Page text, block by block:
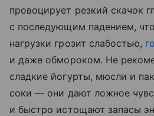
провоцирует резкий скачок
с последующим падением,
нагрузки грозит слабостью,
и даже обмороком. Не
сладкие йогурты, мюсли и
соки — они дают ложное
и быстро истощают запасы